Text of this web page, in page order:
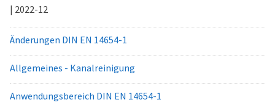
| 2022-12
Änderungen DIN EN 14654-1
Allgemeines - Kanalreinigung
Anwendungsbereich DIN EN 14654-1